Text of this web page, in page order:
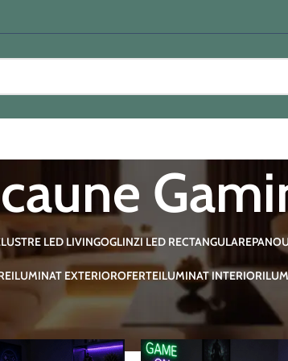
LUSTRE LED LIVINGOGLINZI LED RECTANGULARE
ILUMINAT EXTERIOROFERTEILUMINAT INTERIOR